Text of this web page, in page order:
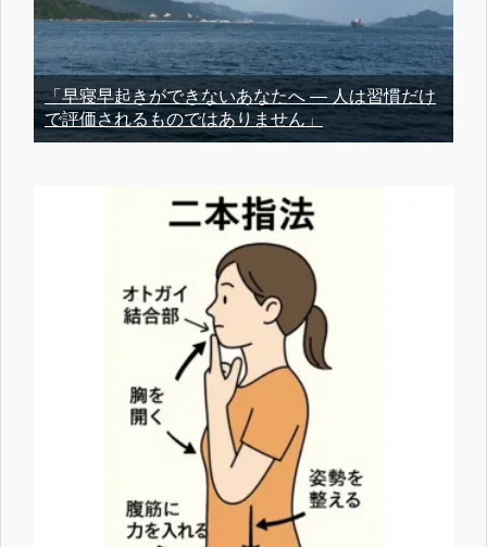
「早寝早起きができないあなたへ ― 人は習慣だけ
で評価されるものではありません」